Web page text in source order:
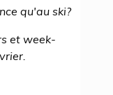
qu'au ski?
et week-